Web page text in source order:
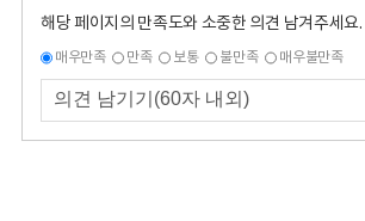
해당 페이지의 만족도와 소중한 의견 남겨주세요.
매우만족 만족 보통 불만족 매우불만족